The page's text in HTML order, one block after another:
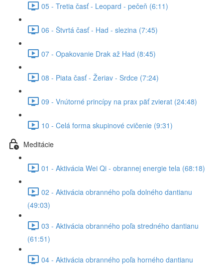
05 - Tretia časť - Leopard - pečeň (6:11)
06 - Štvrtá časť - Had - slezina (7:45)
07 - Opakovanie Drak až Had (8:45)
08 - Piata časť - Žeriav - Srdce (7:24)
09 - Vnútorné princípy na prax päť zvierat (24:48)
10 - Celá forma skupinové cvičenie (9:31)
Meditácie
01 - Aktivácia Wei Qi - obrannej energie tela (68:18)
02 - Aktivácia obranného poľa dolného dantianu
(49:03)
03 - Aktivácia obranného poľa stredného dantianu
(61:51)
04 - Aktivácia obranného poľa horného dantianu